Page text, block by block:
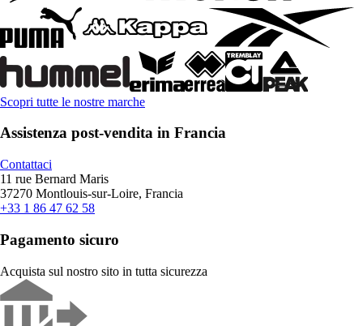
Scopri tutte le nostre marche
Assistenza post-vendita in Francia
Contattaci
11 rue Bernard Maris
37270 Montlouis-sur-Loire, Francia
+33 1 86 47 62 58
Pagamento sicuro
Acquista sul nostro sito in tutta sicurezza